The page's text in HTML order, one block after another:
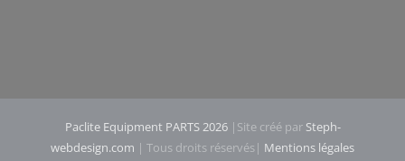
Paclite Equipment PARTS 2026|Site créé par Steph-
webdesign.com | Tous droits réservés| Mentions légales